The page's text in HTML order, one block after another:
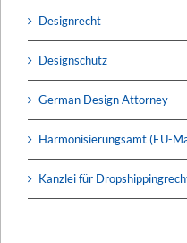
Designrecht
Designschutz
German Design Attorney
Harmonisierungsamt (EU-
Kanzlei für